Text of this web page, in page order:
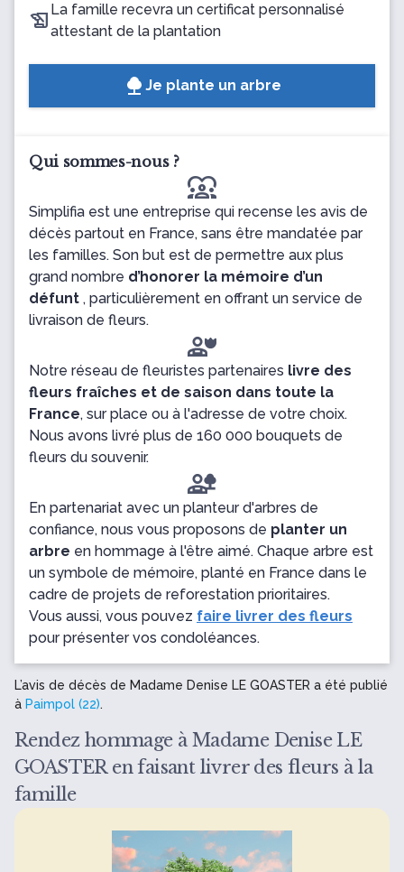
La famille recevra un certificat personnalisé
attestant de la plantation
Je plante un arbre
Qui sommes-nous ?
diversity_1
Simplifia est une entreprise qui recense les avis de
décès partout en France, sans être mandatée par
les familles. Son but est de permettre aux plus
grand nombre d’honorer la mémoire d’un
défunt , particulièrement en offrant un service de
livraison de fleurs.
Notre réseau de fleuristes partenaires livre des
fleurs fraîches et de saison dans toute la
France, sur place ou à l'adresse de votre choix.
Nous avons livré plus de 160 000 bouquets de
fleurs du souvenir.
En partenariat avec un planteur d'arbres de
confiance, nous vous proposons de planter un
arbre en hommage à l'être aimé. Chaque arbre est
un symbole de mémoire, planté en France dans le
cadre de projets de reforestation prioritaires.
Vous aussi, vous pouvez faire livrer des fleurs
pour présenter vos condoléances.
L’avis de décès de Madame Denise LE GOASTER a été publié
à Paimpol (22).
Rendez hommage à Madame Denise LE
GOASTER en faisant livrer des fleurs à la
famille